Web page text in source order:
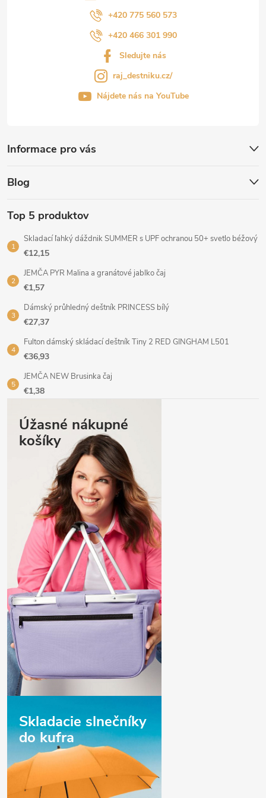
Informace pro vás
Blog
Top 5 produktov
Skladací ľahký dáždnik SUMMER s UPF ochranou 50+ svetlo béžový
€12,15
JEMČA PYR Malina a granátové jablko čaj
€1,57
Dámský průhledný deštník PRINCESS bílý
€27,37
Fulton dámský skládací deštník Tiny 2 RED GINGHAM L501
€36,93
JEMČA NEW Brusinka čaj
€1,38
+420 775 560 573
+420 466 301 990
Sledujte nás
raj_destniku.cz/
Nájdete nás na YouTube
Úžasné nákupné
košíky
Skladacie slnečníky
do kufra